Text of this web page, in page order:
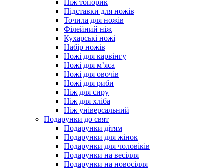
Ніж топорик
Підставки для ножів
Точила для ножів
Філейний ніж
Кухарські ножі
Набір ножів
Ножі для карвінгу
Ножі для м’яса
Ножі для овочів
Ножі для риби
Ніж для сиру
Ніж для хліба
Ніж універсальний
Подарунки до свят
Подарунки дітям
Подарунки для жінок
Подарунки для чоловіків
Подарунки на весілля
Подарунки на новосілля